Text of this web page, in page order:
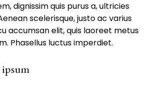
dignissim quis purus a, ultricies
scelerisque, justo ac varius
accumsan elit, quis laoreet metus
Phasellus luctus imperdiet.